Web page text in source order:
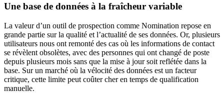
Une base de données à la fraîcheur variable
La valeur d’un outil de prospection comme Nomination repose en
grande partie sur la qualité et l’actualité de ses données. Or, plusieurs
utilisateurs nous ont remonté des cas où les informations de contact
se révèlent obsolètes, avec des personnes qui ont changé de poste
depuis plusieurs mois sans que la mise à jour soit reflétée dans la
base. Sur un marché où la vélocité des données est un facteur
critique, cette limite peut coûter cher en temps de qualification
manuelle.